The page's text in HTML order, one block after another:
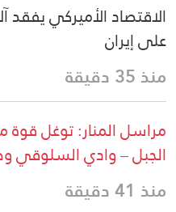
الاقتصاد الأميركي
على إيران
منذ 35 دقيقة
مراسل المنار: توغل
الجبل – وادي السلوقي
منذ 41 دقيقة